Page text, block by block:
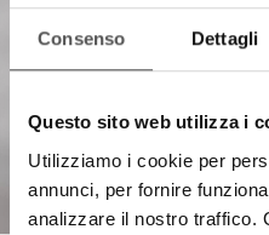
Consenso Dettagli
Questo sito web utilizza i
Utilizziamo i cookie per
annunci, per fornire
analizzare il nostro traffico.